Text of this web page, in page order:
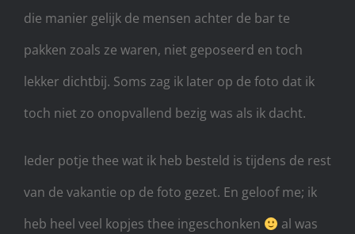
die manier gelijk de mensen achter de bar te
pakken zoals ze waren, niet geposeerd en toch
lekker dichtbij. Soms zag ik later op de foto dat ik
toch niet zo onopvallend bezig was als ik dacht.
Ieder potje thee wat ik heb besteld is tijdens de rest
van de vakantie op de foto gezet. En geloof me; ik
heb heel veel kopjes thee ingeschonken
al was